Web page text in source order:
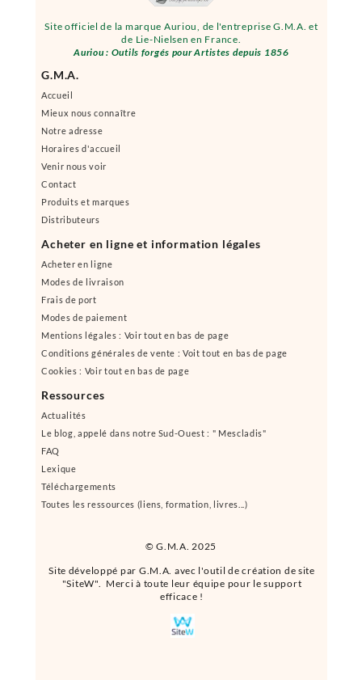
© G.M.A. 2025
Site officiel de la marque Auriou, de l'entreprise G.M.A. et
de Lie-Nielsen en France.
Auriou : Outils forgés pour Artistes depuis 1856
Site développé par G.M.A. avec l'outil de création de site
"SiteW". Merci à toute leur équipe pour le support
efficace !
G.M.A.
Accueil
Mieux nous connaître
Notre adresse
Horaires d'accueil
Venir nous voir
Contact
Produits et marques
Distributeurs
Acheter en ligne et information légales
Acheter en ligne
Modes de livraison
Frais de port
Modes de paiement
Mentions légales : Voir tout en bas de page
Conditions générales de vente : Voit tout en bas de page
Cookies : Voir tout en bas de page
Ressources
Actualités
Le blog, appelé dans notre Sud-Ouest : " Mescladis"
FAQ
Lexique
Téléchargements
Toutes les ressources (liens, formation, livres...)